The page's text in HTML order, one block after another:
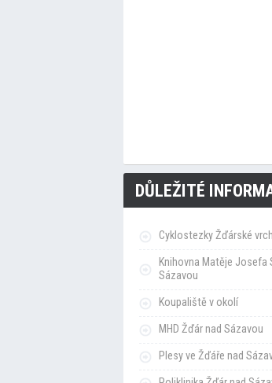
DŮLEŽITÉ
Cyklostezky Žďárské
Knihovna Matěje Josefa
Sázavou
Koupaliště v okolí
MHD Žďár nad Sázavou
Plesy ve Žďáře nad